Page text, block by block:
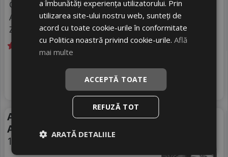
Consum C
Aderenta B
Zgomot A 69 dB
RON
Discount17%
livrare 5/7 zile
4
Adauga in cos
Anvelope all season Maxxis
Ap3
155/65 R14 79T
a îmbunătăți experiența utilizatorului. Prin
utilizarea site-ului nostru web, sunteți de
acord cu toate cookie-urile în conformitate
cu Politica noastră privind cookie-urile.Află
mai multe
ACCEPTĂ TOATE
REFUZĂ TOT
ARATĂ DETALIILE